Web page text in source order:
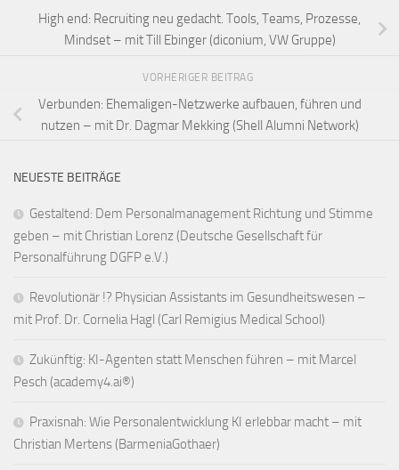
High end: Recruiting neu gedacht. Tools, Teams, Prozesse,
Mindset – mit Till Ebinger (diconium, VW Gruppe)
VORHERIGER BEITRAG
Verbunden: Ehemaligen-Netzwerke aufbauen, führen und
nutzen – mit Dr. Dagmar Mekking (Shell Alumni Network)
NEUESTE BEITRÄGE
Gestaltend: Dem Personalmanagement Richtung und Stimme
geben – mit Christian Lorenz (Deutsche Gesellschaft für
Personalführung DGFP e.V.)
Revolutionär !? Physician Assistants im Gesundheitswesen –
mit Prof. Dr. Cornelia Hagl (Carl Remigius Medical School)
Zukünftig: KI-Agenten statt Menschen führen – mit Marcel
Pesch (academy4.ai®)
Praxisnah: Wie Personalentwicklung KI erlebbar macht – mit
Christian Mertens (BarmeniaGothaer)